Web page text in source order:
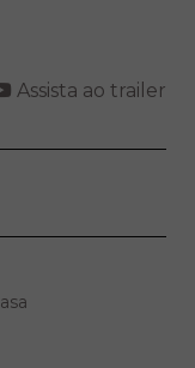
Assista ao trailer